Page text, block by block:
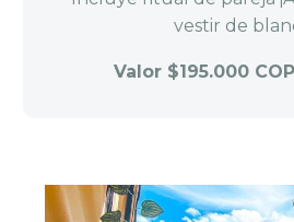
vestir de
Valor $195.000